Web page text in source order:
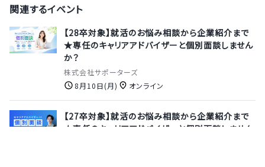
関連するイベント
【28卒対象】就活のお悩み相談から企業紹介まで
★専任のキャリアアドバイザーと個別面談しません
か？
株式会社サポーターズ
8月10日(月)
オンライン
【27卒対象】就活のお悩み相談から企業紹介まで
★専任のキャリアアドバイザーと個別面談しません